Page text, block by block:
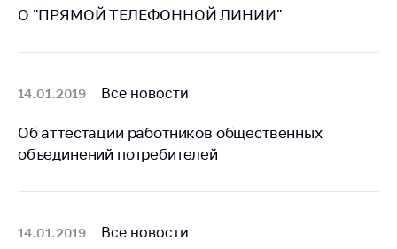
изделия
Адрес и режим
работы
О "ПРЯМОЙ ТЕЛЕФОННОЙ ЛИНИИ"
14.01.2019 Все новости
Об аттестации работников общественных
объединений потребителей
14.01.2019 Все новости